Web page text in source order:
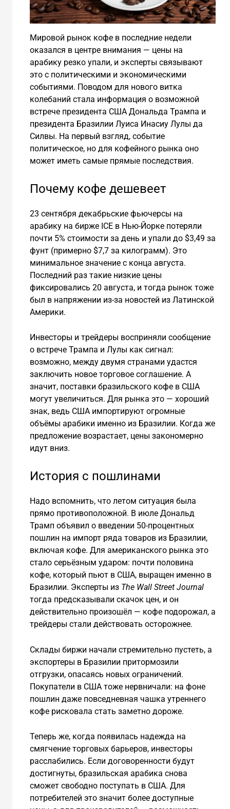
Мировой рынок кофе в последние недели
оказался в центре внимания — цены на
арабику резко упали, и эксперты связывают
это с политическими и экономическими
событиями. Поводом для нового витка
колебаний стала информация о возможной
встрече президента США Дональда Трампа и
президента Бразилии Луиса Инасиу Лулы да
Силвы. На первый взгляд, событие
политическое, но для кофейного рынка оно
может иметь самые прямые последствия.
Почему кофе дешевеет
23 сентября декабрьские фьючерсы на
арабику на бирже ICE в Нью-Йорке потеряли
почти 5% стоимости за день и упали до $3,49 за
фунт (примерно $7,7 за килограмм). Это
минимальное значение с конца августа.
Последний раз такие низкие цены
фиксировались 20 августа, и тогда рынок тоже
был в напряжении из-за новостей из Латинской
Америки.
Инвесторы и трейдеры восприняли сообщение
о встрече Трампа и Лулы как сигнал:
возможно, между двумя странами удастся
заключить новое торговое соглашение. А
значит, поставки бразильского кофе в США
могут увеличиться. Для рынка это — хороший
знак, ведь США импортируют огромные
объёмы арабики именно из Бразилии. Когда же
предложение возрастает, цены закономерно
идут вниз.
История с пошлинами
Надо вспомнить, что летом ситуация была
прямо противоположной. В июле Дональд
Трамп объявил о введении 50-процентных
пошлин на импорт ряда товаров из Бразилии,
включая кофе. Для американского рынка это
стало серьёзным ударом: почти половина
кофе, который пьют в США, выращен именно в
Бразилии. Эксперты из The Wall Street Journal
тогда предсказывали скачок цен, и он
действительно произошёл — кофе подорожал, а
трейдеры стали действовать осторожнее.
Склады биржи начали стремительно пустеть, а
экспортеры в Бразилии притормозили
отгрузки, опасаясь новых ограничений.
Покупатели в США тоже нервничали: на фоне
пошлин даже повседневная чашка утреннего
кофе рисковала стать заметно дороже.
Теперь же, когда появилась надежда на
смягчение торговых барьеров, инвесторы
расслабились. Если договоренности будут
достигнуты, бразильская арабика снова
сможет свободно поступать в США. Для
потребителей это значит более доступные